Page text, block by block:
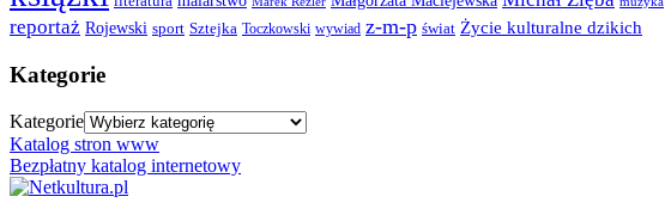
reportaż Rojewski sport Sztejka Toczkowski wywiad z-m-p świat Życie kulturalne dzikich
Kategorie
Kategorie
Katalog stron www
Bezpłatny katalog internetowy